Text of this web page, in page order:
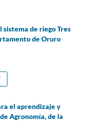
de riego Tres
de Oruro
el aprendizaje y
Agronomía, de la